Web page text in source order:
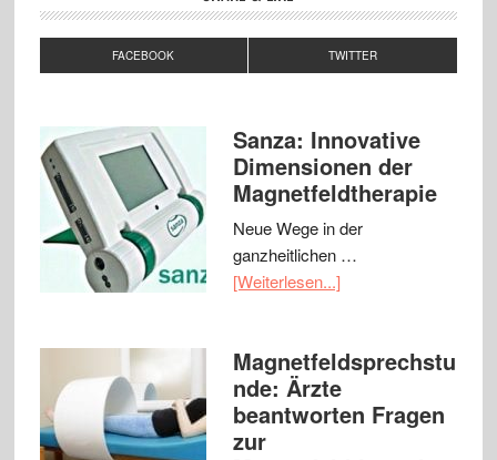
FACEBOOK TWITTER
Sanza: Innovative
Dimensionen der
Magnetfeldtherapie
Neue Wege in der
ganzheitlichen …
[Weiterlesen...]
Magnetfeldsprechstu
nde: Ärzte
beantworten Fragen
zur